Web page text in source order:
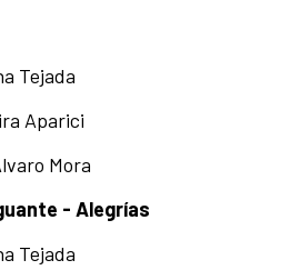
Tejada
Aparici
Mora
- Alegrías
Tejada